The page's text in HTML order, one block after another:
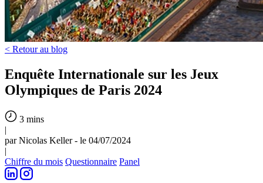
< Retour au blog
Enquête Internationale sur les Jeux
Olympiques de Paris 2024
3 mins
|
par Nicolas Keller - le 04/07/2024
|
Chiffre du mois Questionnaire Panel